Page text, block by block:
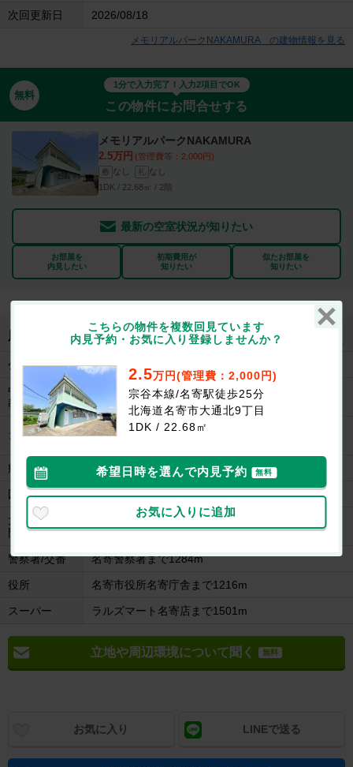
次回更新日 2026/08/18
メモリアルパークNAKAMURA の建物情報を見る
無料
1分で入力完了！入力2項目でOK
この物件にお問合せする
メモリアルパークNAKAMURA
2.5万円 (管理費等：2,000円)
敷 なし 礼
なし
1DK / 22.68㎡ / 2階
最新の空室状況が知りたい
お部屋を
内見したい
初期費用が
知りたい
似たお部屋を
知りたい
公園 大学公園まで361m
中学校/中等
教育学校
名寄市立名寄東中学校まで633m
コンビニ
セイコーマート名寄大通店まで616m
病院 医療法人社団三愛会名寄三愛病院まで655m
図書館 名寄市立大学図書館まで641m
大学/短大/専
門学校
名寄市立大学まで849m
警察署/交番 名寄警察署まで1284m
役所 名寄市役所名寄庁舎まで1216m
スーパー ラルズマート名寄店まで1501m
立地や周辺環境について聞く 無料
お気に入り LINEで送る
こちらの物件を複数回見ています
内見予約・お気に入り登録しませんか？
2.5万円(管理費：2,000円)
宗谷本線/名寄駅徒歩25分
北海道名寄市大通北9丁目
1DK / 22.68㎡
希望日時を選んで内見予約 無料
お気に入りに追加